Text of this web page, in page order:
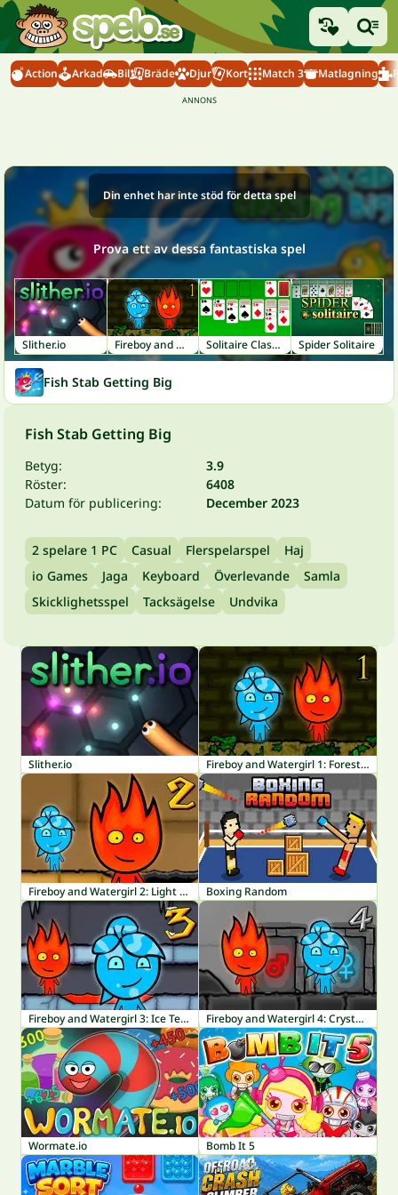
Action Arkad Bil Bräde Djur Kort Match 3 Matlagning
Din enhet har inte stöd för detta spel
Prova ett av dessa fantastiska spel
Slither.io Fireboy and Watergirl 1: Forest Temple Solitaire Classic Spider Solitaire
Fish Stab Getting Big
Fish Stab Getting Big
Betyg:
3.9
Röster:
6408
Datum för publicering:
December 2023
2 spelare 1 PC Casual Flerspelarspel
Haj
io Games
Jaga Keyboard Överlevande
Samla
Skicklighetsspel
Tacksägelse Undvika
Slither.io Fireboy and Watergirl 1: Forest Temple
Fireboy and Watergirl 2: Light Temple Boxing Random
Fireboy and Watergirl 3: Ice Temple Fireboy and Watergirl 4: Crystal Temple
Wormate.io Bomb It 5